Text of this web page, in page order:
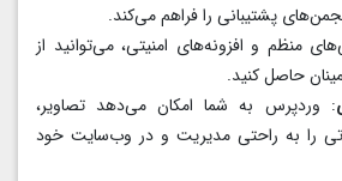
پشتیبانی را فراهم می‌کند.
منظم و افزونه‌های امنیتی، می‌توانید از
حاصل کنید.
: وردپرس به شما امکان می‌دهد تصاویر،
را به راحتی مدیریت و در وب‌سایت خود